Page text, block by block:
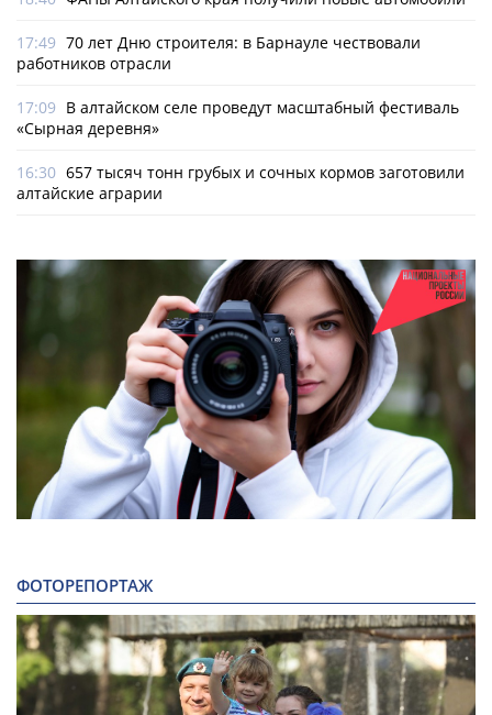
17:49 70 лет Дню строителя: в Барнауле чествовали
работников отрасли
17:09 В алтайском селе проведут масштабный фестиваль
«Сырная деревня»
16:30 657 тысяч тонн грубых и сочных кормов заготовили
алтайские аграрии
ФОТОРЕПОРТАЖ